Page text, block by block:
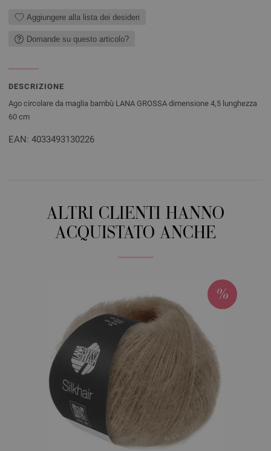
Aggiungere alla lista dei desideri
Domande su questo articolo?
DESCRIZIONE
Ago circolare da maglia bambù LANA GROSSA dimensione 4,5 lunghezza
60 cm
EAN: 4033493130226
ALTRI CLIENTI HANNO
ACQUISTATO ANCHE